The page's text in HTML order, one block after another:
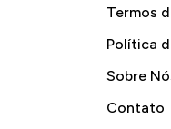
Termos
Política
Sobre
Contato